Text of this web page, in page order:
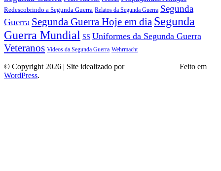
Redescobrindo a Segunda Guerra Relatos da Segunda Guerra Segunda
Guerra Segunda Guerra Hoje em dia Segunda
Guerra Mundial SS Uniformes da Segunda Guerra
Veteranos Videos da Segunda Guerra Wehrmacht
© Copyright 2026 | Site idealizado por
Feito em
WordPress.